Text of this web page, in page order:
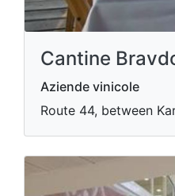
Cantine
Aziende vinicole
Route 44, between